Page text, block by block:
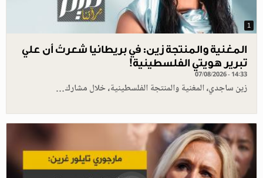
1
المغنية والمنتجة زين: في بريطانيا شعرتُ أن علي
تبرير هويتي الفلسطينية!
07/08/2026 - 14:33
زين ساجدي، المغنية والمنتجة الفلسطينية، خلال مشارك…